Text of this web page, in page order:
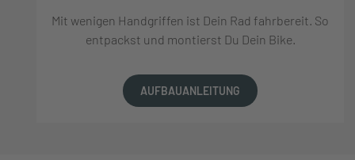
Mit wenigen Handgriffen ist Dein Rad fahrbereit. So
entpackst und montierst Du Dein Bike.
AUFBAUANLEITUNG